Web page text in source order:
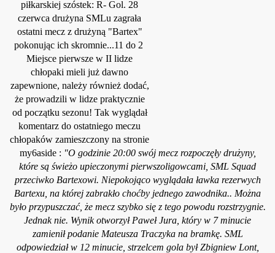
piłkarskiej szóstek: R- Gol. 28
czerwca drużyna SMLu zagrała
ostatni mecz z drużyną "Bartex"
pokonując ich skromnie...11 do 2
Miejsce pierwsze w II lidze
chłopaki mieli już dawno
zapewnione, należy również dodać,
że prowadzili w lidze praktycznie
od początku sezonu! Tak wyglądał
komentarz do ostatniego meczu
chłopaków zamieszczony na stronie
my6aside : "O godzinie 20:00 swój mecz rozpoczęły drużyny,
które są świeżo upieczonymi pierwszoligowcami, SML Squad
przeciwko Bartexowi. Niepokojąco wyglądała ławka rezerwych
Bartexu, na której zabrakło choćby jednego zawodnika.. Można
było przypuszczać, że mecz szybko się z tego powodu rozstrzygnie.
Jednak nie. Wynik otworzył Paweł Jura, który w 7 minucie
zamienił podanie Mateusza Traczyka na bramkę. SML
odpowiedział w 12 minucie, strzelcem gola był Zbigniew Lont,